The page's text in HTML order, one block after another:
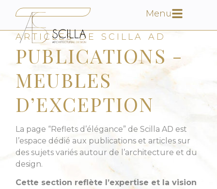
Menu
ARTICLES DE SCILLA AD
PUBLICATIONS -
MEUBLES
D’EXCEPTION
La page “Reflets d’élégance” de Scilla AD est
l’espace dédié aux publications et articles sur
des sujets variés autour de l’architecture et du
design.
Cette section reflète l’expertise et la vision